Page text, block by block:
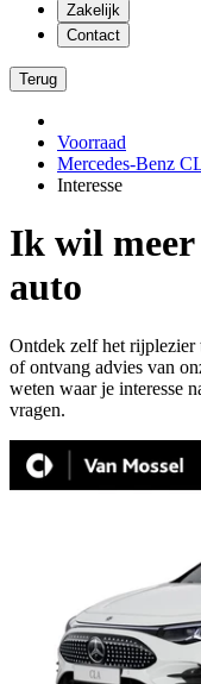
Zakelijk
Contact
Terug
Voorraad
Mercedes-Benz
Interesse
Ik wil meer
auto
Ontdek zelf het rijplezier
of ontvang advies van
weten waar je interesse
vragen.